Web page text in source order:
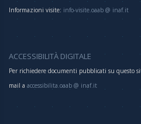
Informazioni visite: info-visite.oaab @ inaf.it
ACCESSIBILITÀ DIGITALE
Per richiedere documenti pubblicati su questo
mail a accessibilita.oaab @ inaf.it